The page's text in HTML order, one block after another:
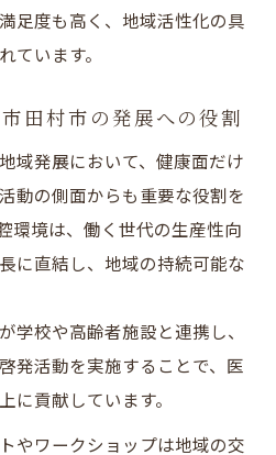
足度も高く、地域活性化の具
ています。
田村市の発展への役割
域発展において、健康面だけ
動の側面からも重要な役割を
環境は、働く世代の生産性向
に直結し、地域の持続可能な
学校や高齢者施設と連携し、
発活動を実施することで、医
に貢献しています。
やワークショップは地域の交